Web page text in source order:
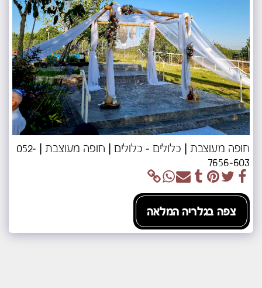
חופה מעוצבת | כלולים - כלולים | חופה מעוצבת | 052-
7656-603
צפה בגלריה המלאה